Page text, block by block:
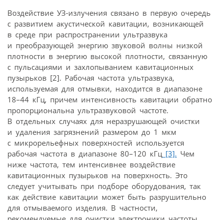
Воздействие УЗ-излучения связано в первую очередь
с развитием акустической кавитации, возникающей
в среде при распространении ультразвука
и преобразующей энергию звуковой волны низкой
плотности в энергию высокой плотности, связанную
с пульсациями и захлопыванием кавитационных
пузырьков [2]. Рабочая частота ультразвука,
используемая для отмывки, находится в диапазоне
18–44 кГц, причем интенсивность кавитации обратно
пропорциональна ультразвуковой частоте.
В отдельных случаях для неразрушающей очистки
и удаления загрязнений размером до 1 мкм
с микрорельефных поверхностей используется
рабочая частота в диапазоне 80–120 кГц [3]. Чем
ниже частота, тем интенсивнее воздействие
кавитационных пузырьков на поверхность. Это
следует учитывать при подборе оборудования, так
как действие кавитации может быть разрушительно
для отмываемого изделия. В частности,